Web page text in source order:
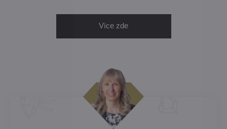
Více zde